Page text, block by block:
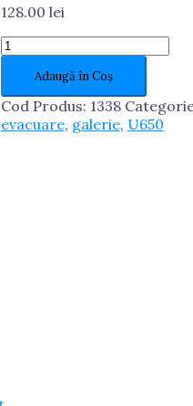
128.00 lei
Cantitate
Galerie
Evacuare
U650
Import
Adaugă în Coș
Cod Produs: 1338
evacuare, galerie, U650